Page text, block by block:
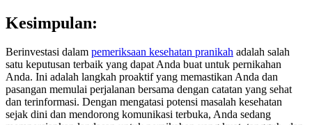
Kesimpulan:
Berinvestasi dalam pemeriksaan kesehatan pranikah adalah salah
satu keputusan terbaik yang dapat Anda buat untuk pernikahan
Anda. Ini adalah langkah proaktif yang memastikan Anda dan
pasangan memulai perjalanan bersama dengan catatan yang sehat
dan terinformasi. Dengan mengatasi potensi masalah kesehatan
sejak dini dan mendorong komunikasi terbuka, Anda sedang